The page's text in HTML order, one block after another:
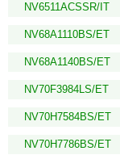
NV6511ACSSR/IT
NV68A1110BS/ET
NV68A1140BS/ET
NV70F3984LS/ET
NV70H7584BS/ET
NV70H7786BS/ET